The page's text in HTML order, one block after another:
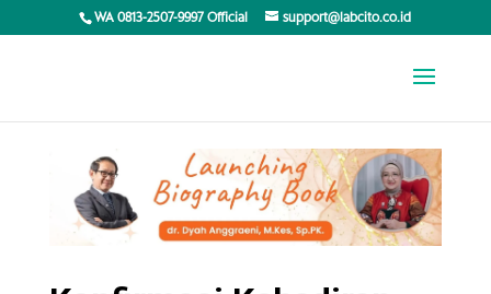
WA 0813-2507-9997 Official support@labcito.co.id